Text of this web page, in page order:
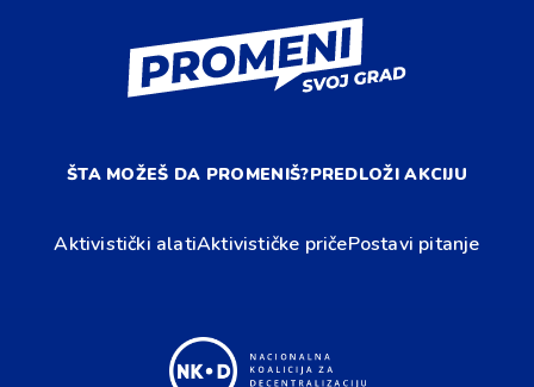
ŠTA MOŽEŠ DA PROMENIŠ?PREDLOŽI AKCIJU
Aktivistički alatiAktivističke pričePostavi pitanje